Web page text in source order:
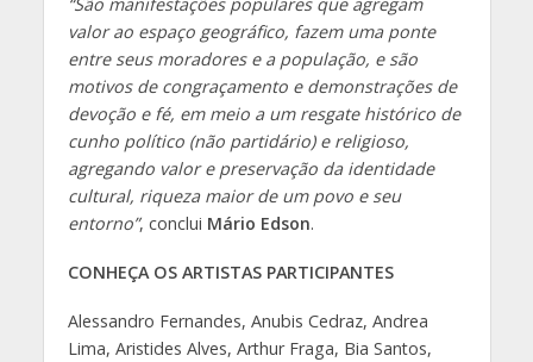
valor ao espaço geográfico, fazem uma ponte
entre seus moradores e a população, e são
motivos de congraçamento e demonstrações de
devoção e fé, em meio a um resgate histórico de
cunho político (não partidário) e religioso,
agregando valor e preservação da identidade
cultural, riqueza maior de um povo e seu
entorno”, conclui Mário Edson.
CONHEÇA OS ARTISTAS PARTICIPANTES
Alessandro Fernandes, Anubis Cedraz, Andrea
Lima, Aristides Alves, Arthur Fraga, Bia Santos,